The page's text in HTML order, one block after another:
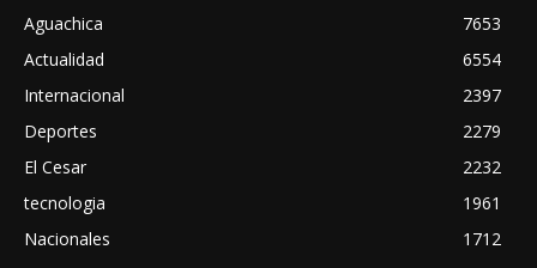
Aguachica
7653
Actualidad
6554
Internacional
2397
Deportes
2279
El Cesar
2232
tecnologia
1961
Nacionales
1712